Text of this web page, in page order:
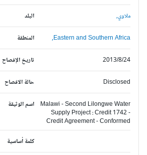
البلد ملاوي,
المنطقة Eastern and Southern Africa,
تاريخ الإفصاح 2013/8/24
حالة الافصاح Disclosed
اسم الوثيقة Malawi - Second Lilongwe Water
Supply Project : Credit 1742 -
Credit Agreement - Conformed
كلمة أساسية